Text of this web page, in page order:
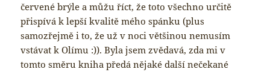
červené brýle a můžu říct, že toto všechno určitě
přispívá k lepší kvalitě mého spánku (plus
samozřejmě i to, že už v noci většinou nemusím
vstávat k Olímu :)). Byla jsem zvědavá, zda mi v
tomto směru kniha předá nějaké další nečekané